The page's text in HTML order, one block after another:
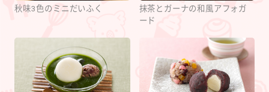
秋味3色のミニだいふく
抹茶とガーナの和風アフォガ
ード